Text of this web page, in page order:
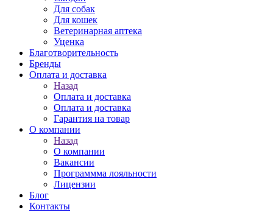
Для собак
Для кошек
Ветеринарная аптека
Уценка
Благотворительность
Бренды
Оплата и доставка
Назад
Оплата и доставка
Оплата и доставка
Гарантия на товар
О компании
Назад
О компании
Вакансии
Программма лояльности
Лицензии
Блог
Контакты